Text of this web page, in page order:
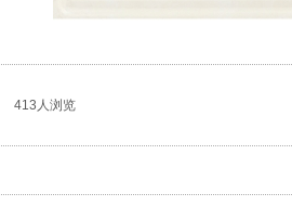
413人浏览